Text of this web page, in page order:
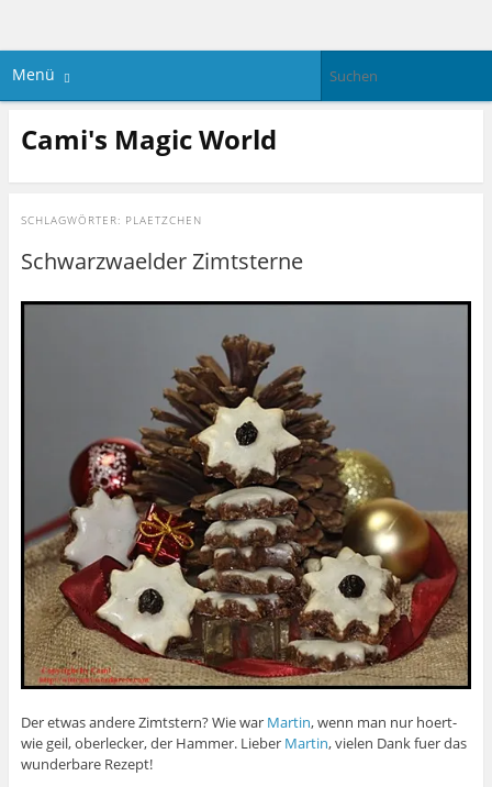
Menü
Cami's Magic World
SCHLAGWÖRTER: PLAETZCHEN
Schwarzwaelder Zimtsterne
Der etwas andere Zimtstern? Wie war Martin, wenn man nur hoert-
wie geil, oberlecker, der Hammer. Lieber Martin, vielen Dank fuer das
wunderbare Rezept!